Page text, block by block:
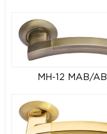
MH-12 MAB/AB